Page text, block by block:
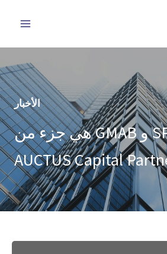
الأخبار
مجموعة SPIG و GMAB هي جزء من